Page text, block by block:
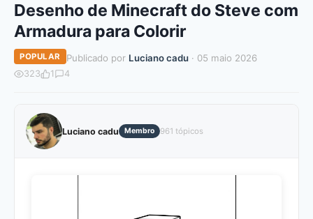
Desenho de Minecraft do Steve com
Armadura para Colorir
POPULAR Publicado por Luciano cadu· 05 maio 2026
323 1 4
Luciano cadu Membro 961 tópicos